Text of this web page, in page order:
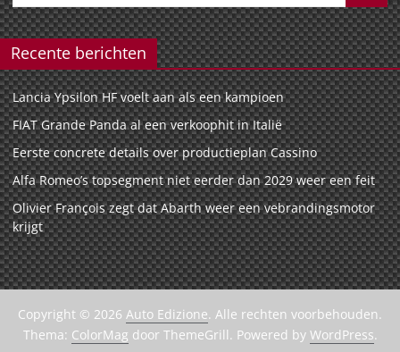
Recente berichten
Lancia Ypsilon HF voelt aan als een kampioen
FIAT Grande Panda al een verkoophit in Italië
Eerste concrete details over productieplan Cassino
Alfa Romeo’s topsegment niet eerder dan 2029 weer een feit
Olivier François zegt dat Abarth weer een vebrandingsmotor
krijgt
Copyright © 2026 Auto Edizione. Alle rechten voorbehouden.
Thema: ColorMag door ThemeGrill. Powered by WordPress.